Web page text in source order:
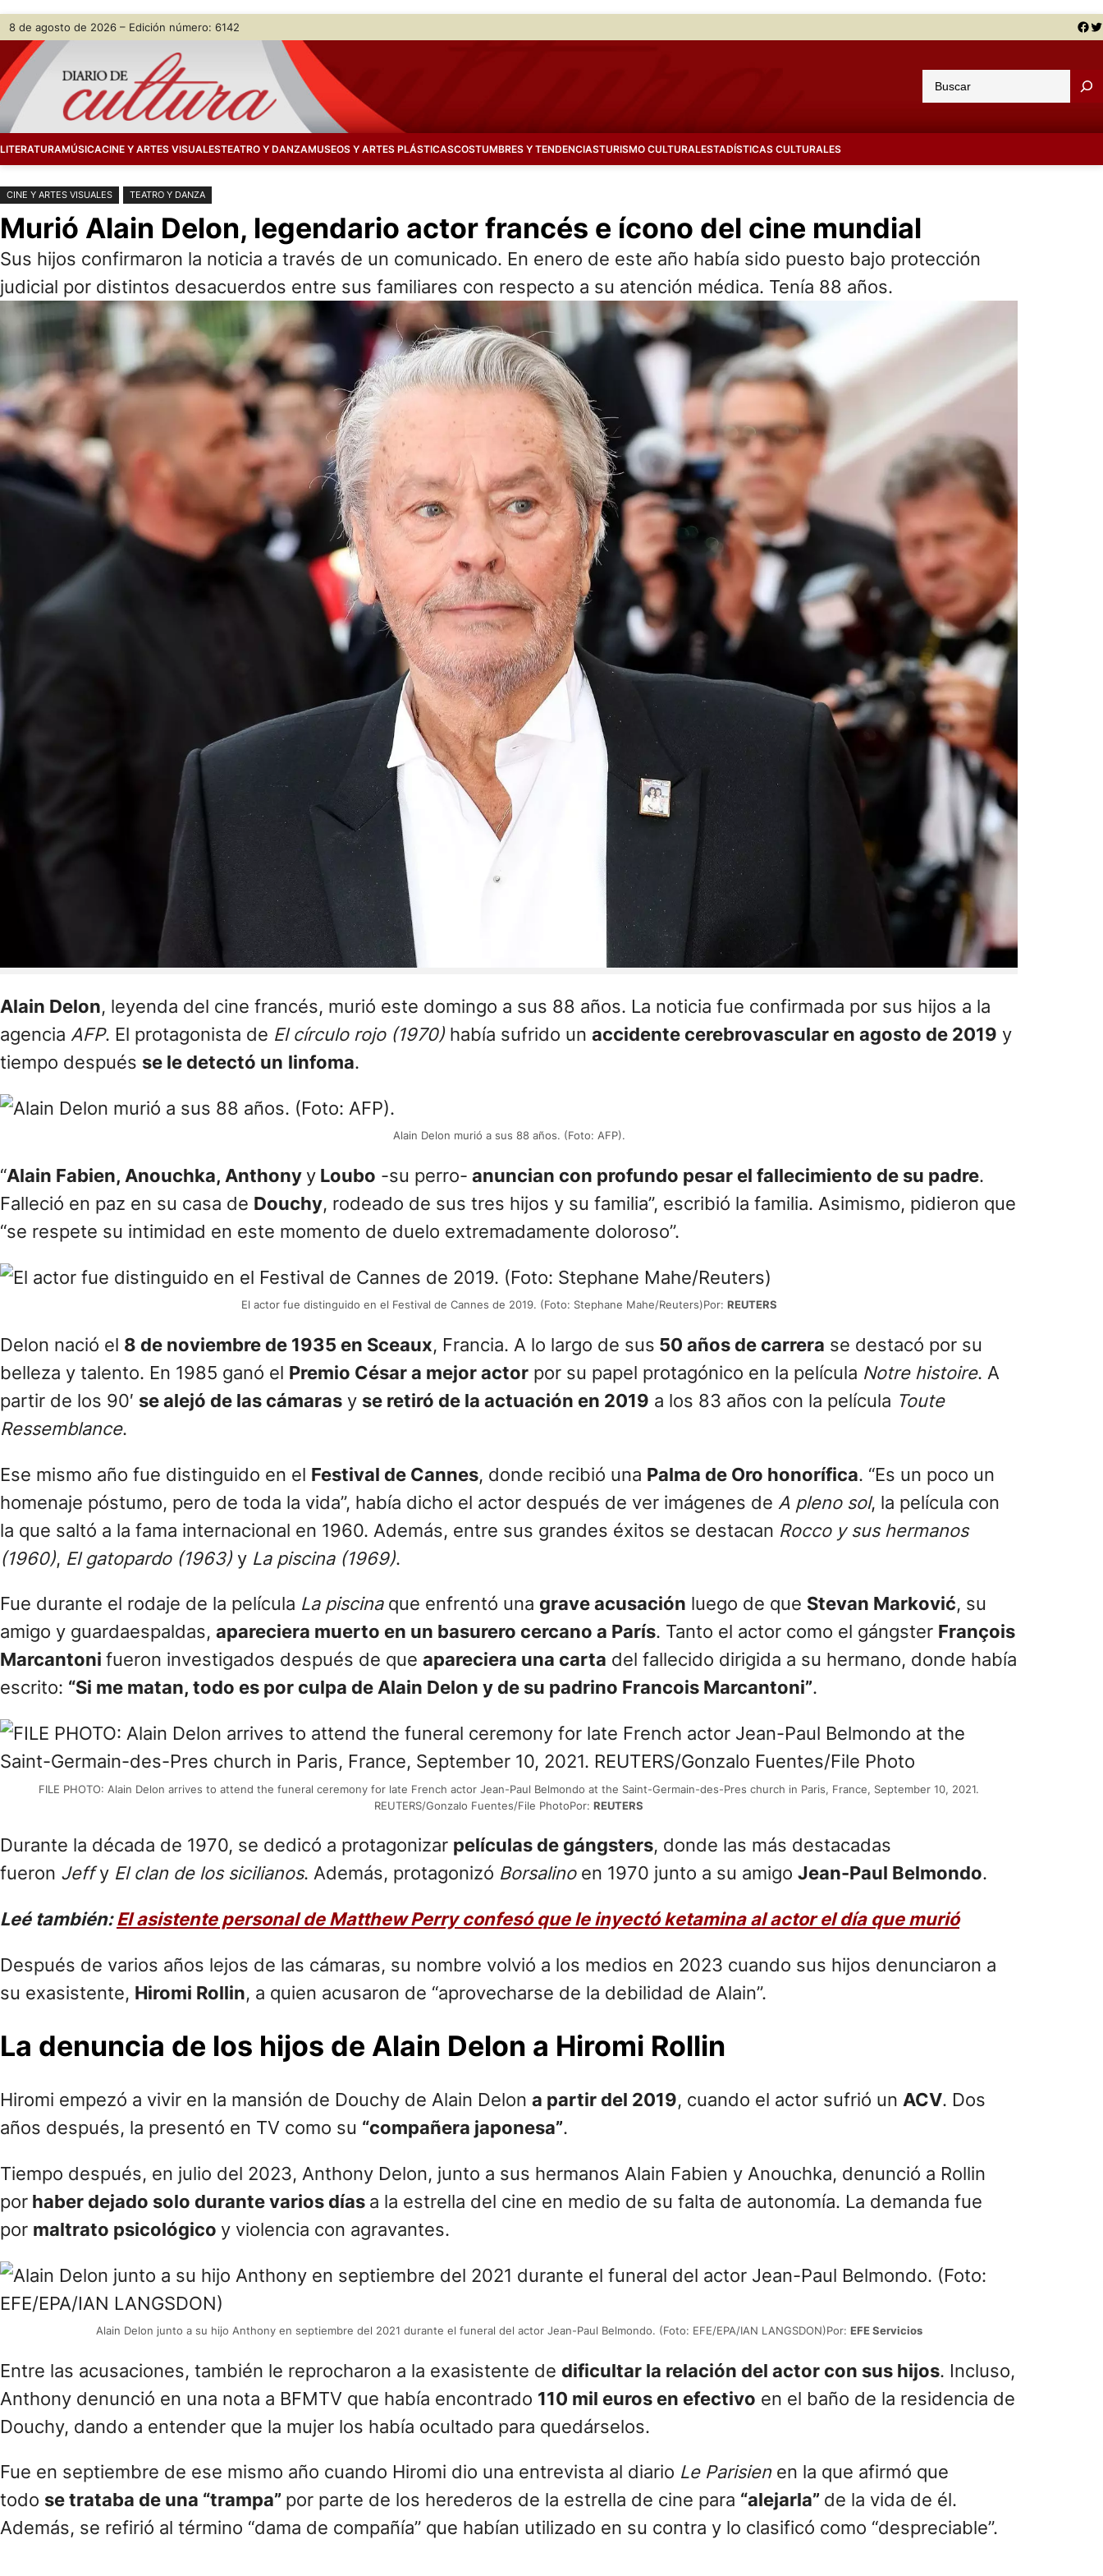
Saltar
contenido
Skip
content
8 de agosto de 2026 – Edición número: 6142 Facebook Twitter
u
a
LITERATURAMÚSICACINE Y ARTES VISUALESTEATRO Y DANZAMUSEOS Y ARTES PLÁSTICASCOSTUMBRES Y TENDENCIASTURISMO CULTURALESTADÍSTICAS CULTURALES
CINE Y ARTES VISUALES TEATRO Y DANZA
Murió Alain Delon, legendario actor francés e ícono del cine mundial
Sus hijos confirmaron la noticia a través de un comunicado. En enero de este año había sido puesto bajo protección
judicial por distintos desacuerdos entre sus familiares con respecto a su atención médica. Tenía 88 años.
Alain Delon, leyenda del cine francés, murió este domingo a sus 88 años. La noticia fue confirmada por sus hijos a la
agencia AFP. El protagonista de El círculo rojo (1970) había sufrido un accidente cerebrovascular en agosto de 2019 y
tiempo después se le detectó un linfoma.
Alain Delon murió a sus 88 años. (Foto: AFP).
“Alain Fabien, Anouchka, Anthony y Loubo -su perro- anuncian con profundo pesar el fallecimiento de su padre.
Falleció en paz en su casa de Douchy, rodeado de sus tres hijos y su familia”, escribió la familia. Asimismo, pidieron que
“se respete su intimidad en este momento de duelo extremadamente doloroso”.
El actor fue distinguido en el Festival de Cannes de 2019. (Foto: Stephane Mahe/Reuters)Por: REUTERS
Delon nació el 8 de noviembre de 1935 en Sceaux, Francia. A lo largo de sus 50 años de carrera se destacó por su
belleza y talento. En 1985 ganó el Premio César a mejor actor por su papel protagónico en la película Notre histoire. A
partir de los 90′ se alejó de las cámaras y se retiró de la actuación en 2019 a los 83 años con la película Toute
Ressemblance.
Ese mismo año fue distinguido en el Festival de Cannes, donde recibió una Palma de Oro honorífica. “Es un poco un
homenaje póstumo, pero de toda la vida”, había dicho el actor después de ver imágenes de A pleno sol, la película con
la que saltó a la fama internacional en 1960. Además, entre sus grandes éxitos se destacan Rocco y sus hermanos
(1960), El gatopardo (1963) y La piscina (1969).
Fue durante el rodaje de la película La piscina que enfrentó una grave acusación luego de que Stevan Marković, su
amigo y guardaespaldas, apareciera muerto en un basurero cercano a París. Tanto el actor como el gángster François
Marcantoni fueron investigados después de que apareciera una carta del fallecido dirigida a su hermano, donde había
escrito: “Si me matan, todo es por culpa de Alain Delon y de su padrino Francois Marcantoni”.
FILE PHOTO: Alain Delon arrives to attend the funeral ceremony for late French actor Jean-Paul Belmondo at the Saint-Germain-des-Pres church in Paris, France, September 10, 2021.
REUTERS/Gonzalo Fuentes/File PhotoPor: REUTERS
Durante la década de 1970, se dedicó a protagonizar películas de gángsters, donde las más destacadas
fueron Jeffy El clan de los sicilianos. Además, protagonizó Borsalino en 1970 junto a su amigo Jean-Paul Belmondo.
Leé también:El asistente personal de Matthew Perry confesó que le inyectó ketamina al actor el día que murió
Después de varios años lejos de las cámaras, su nombre volvió a los medios en 2023 cuando sus hijos denunciaron a
su exasistente, Hiromi Rollin, a quien acusaron de “aprovecharse de la debilidad de Alain”.
La denuncia de los hijos de Alain Delon a Hiromi Rollin
Hiromi empezó a vivir en la mansión de Douchy de Alain Delon a partir del 2019, cuando el actor sufrió un ACV. Dos
años después, la presentó en TV como su “compañera japonesa”.
Tiempo después, en julio del 2023, Anthony Delon, junto a sus hermanos Alain Fabien y Anouchka, denunció a Rollin
por haber dejado solo durante varios días a la estrella del cine en medio de su falta de autonomía. La demanda fue
por maltrato psicológico y violencia con agravantes.
Alain Delon junto a su hijo Anthony en septiembre del 2021 durante el funeral del actor Jean-Paul Belmondo. (Foto: EFE/EPA/IAN LANGSDON)Por: EFE Servicios
Entre las acusaciones, también le reprocharon a la exasistente de dificultar la relación del actor con sus hijos. Incluso,
Anthony denunció en una nota a BFMTV que había encontrado 110 mil euros en efectivo en el baño de la residencia de
Douchy, dando a entender que la mujer los había ocultado para quedárselos.
Fue en septiembre de ese mismo año cuando Hiromi dio una entrevista al diario Le Parisien en la que afirmó que
todo se trataba de una “trampa” por parte de los herederos de la estrella de cine para “alejarla” de la vida de él.
Además, se refirió al término “dama de compañía” que habían utilizado en su contra y lo clasificó como “despreciable”.